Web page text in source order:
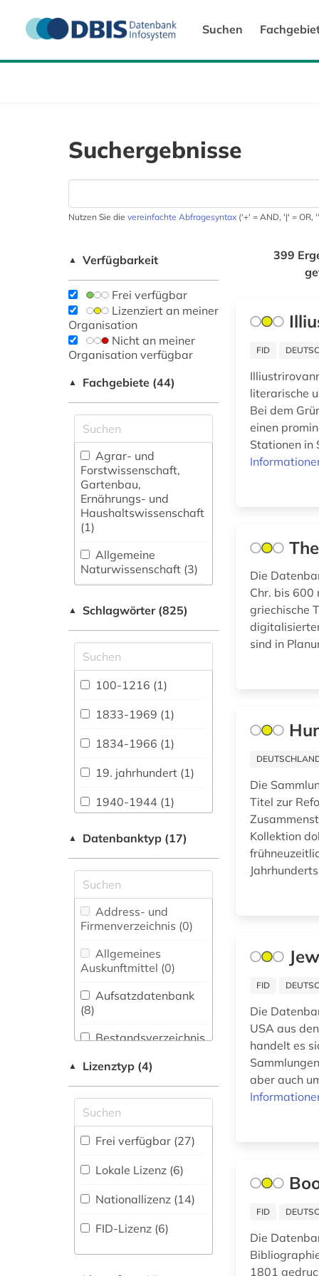
Suchen
Suchergebnisse
Nutzen Sie die vereinfachte Abfragesyntax ('+' = AND, '|' = OR,
▲ Verfügbarkeit
Frei verfügbar
Lizenziert an meiner
Organisation
Nicht an meiner
Organisation verfügbar
▲ Fachgebiete (44)
Agrar- und
Forstwissenschaft,
Gartenbau,
Ernährungs- und
Haushaltswissenschaft
(1)
Allgemeine
Naturwissenschaft (3)
fachübergreifende
Allgemeine und
vergleichende Sprach-
und
Literaturwissenschaft.
Indogermanistik.
Außereuropäische
Sprachen und
Literaturen (14)
Anglistik.
Amerikanistik (13)
Vermessungswesen (8)
Biologie,
Biotechnologie (4)
Buch- und
Bibliothekswesen,
Informationswissenschaft
(15)
Pharmazie (4)
Elektrotechnik,
Elektronik,
Nachrichtentechnik (3)
Energietechnik (2)
Ethnologie (9)
Geographie (10)
Geowissenschaften
(2)
▲ Schlagwörter (825)
100-1216 (1)
1833-1969 (1)
1834-1966 (1)
19. jahrhundert (1)
1940-1944 (1)
1948-1980 (1)
1948-1992 (1)
1963-1965 (2)
abgeordnetenhaus
(1)
abgeordneter (1)
adel (1)
afghanistan (1)
afroamerikaner (1)
akte (1)
albert (1)
albertus, magnus,
heiliger | katholischer
theologe; bischof;
philosoph; alchemist;
naturwissenschaftler;
heiliger (1)
▲ Datenbanktyp (17)
Address- und
Firmenverzeichnis (0)
Allgemeines
Auskunftmittel (0)
Aufsatzdatenbank
(8)
Bestandsverzeichnis
Buchhandelsverzeichnis
Disziplinäre
Forschungsdatenrepositorien
(0
Disziplinäre
▲ Lizenztyp (4)
Frei verfügbar (27)
Lokale Lizenz (6)
Nationallizenz (14)
FID-Lizenz (6)
399
FID
literarische
Bei dem
einen
Stationen in
Die
Chr. bis 600
griechische
sind in
Die
Titel zur
Kollektion
FID
Die
USA aus
handelt es
aber auch
FID
Die
1801